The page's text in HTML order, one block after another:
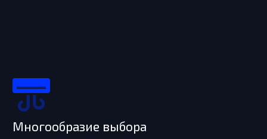
Многообразие выбора